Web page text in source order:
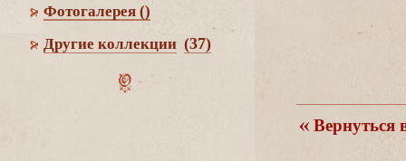
Фотогалерея ()
Другие коллекции (37)
ернуться